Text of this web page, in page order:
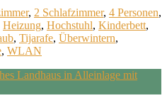
, 2 Schlafzimmer, 4 Personen,
Heizung, Hochstuhl, Kinderbett,
, Tijarafe, Überwintern,
, WLAN